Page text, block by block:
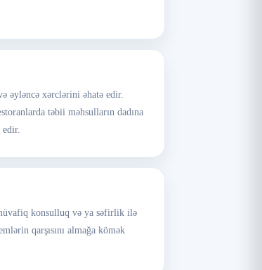
əyləncə xərclərini əhatə edir.
təbii məhsulların dadına
edir.
konsulluq və ya səfirlik ilə
qarşısını almağa kömək